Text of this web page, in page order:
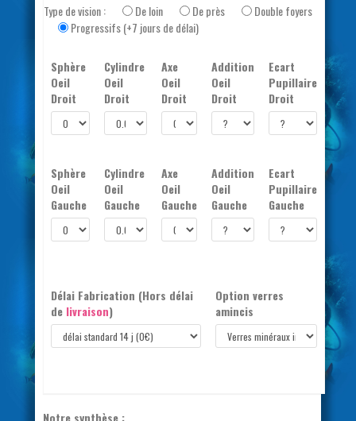
Type de vision :
De loin De près
Double foyers
Progressifs (+7 jours de délai)
Sphère
Oeil
Droit
Cylindre
Oeil
Droit
Axe
Oeil
Droit
Addition
Oeil
Droit
Ecart
Pupillaire
Droit
Sphère
Oeil
Gauche
Cylindre
Oeil
Gauche
Axe
Oeil
Gauche
Addition
Oeil
Gauche
Ecart
Pupillaire
Gauche
Délai Fabrication (Hors délai
de livraison)
Option verres
amincis
Notre synthèse :